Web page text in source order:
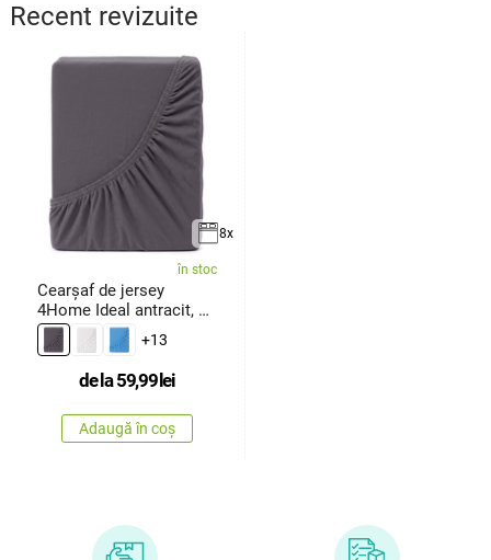
Recent revizuite
8x
în stoc
Cearșaf de jersey
4Home Ideal antracit, 70
x 140
+13
de la59,99 lei
Adaugă în coș